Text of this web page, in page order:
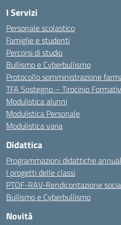
I Servizi
Personale scolastico
Famiglie e studenti
Percorsi di studio
Bullismo e Cyberbullismo
Protocollo somministrazione
TFA Sostegno – Tirocinio
Modulistica alunni
Modulistica Personale
Modulistica varia
Didattica
Programmazioni didattiche
I progetti delle classi
PTOF-RAV-Rendicontazione
Bullismo e Cyberbullismo
Novità